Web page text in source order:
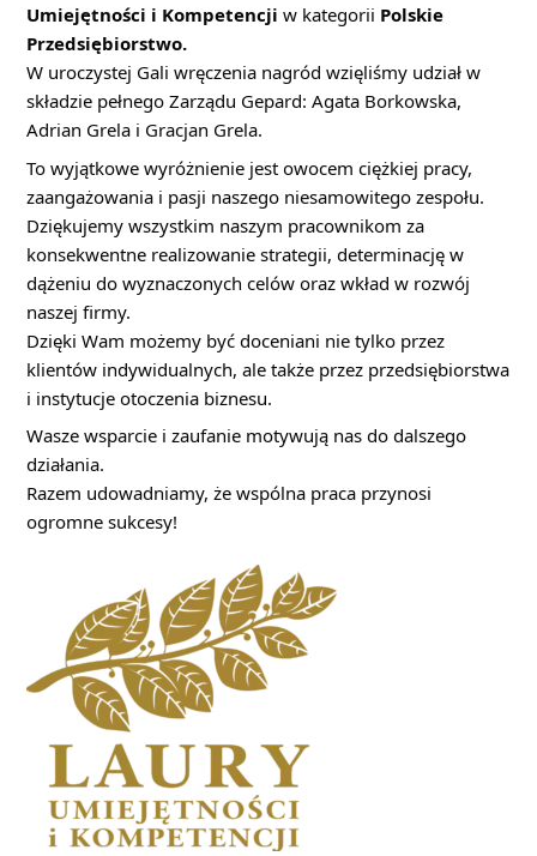
Umiejętności i Kompetencji w kategorii Polskie
Przedsiębiorstwo.
W uroczystej Gali wręczenia nagród wzięliśmy udział w
składzie pełnego Zarządu Gepard: Agata Borkowska,
Adrian Grela i Gracjan Grela.
To wyjątkowe wyróżnienie jest owocem ciężkiej pracy,
zaangażowania i pasji naszego niesamowitego zespołu.
Dziękujemy wszystkim naszym pracownikom za
konsekwentne realizowanie strategii, determinację w
dążeniu do wyznaczonych celów oraz wkład w rozwój
naszej firmy.
Dzięki Wam możemy być doceniani nie tylko przez
klientów indywidualnych, ale także przez przedsiębiorstwa
i instytucje otoczenia biznesu.
Wasze wsparcie i zaufanie motywują nas do dalszego
działania.
Razem udowadniamy, że wspólna praca przynosi
ogromne sukcesy!